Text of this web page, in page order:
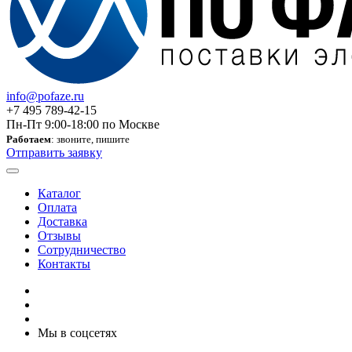
info@pofaze.ru
+7 495 789-42-15
Пн-Пт 9:00-18:00 по Москве
Работаем: звоните, пишите
Отправить заявку
Каталог
Оплата
Доставка
Отзывы
Сотрудничество
Контакты
Мы в соцсетях